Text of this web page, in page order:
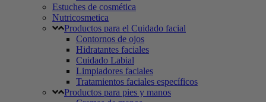
Estuches de cosmética
Nutricosmetica
Productos para el Cuidado facial
Contornos de ojos
Hidratantes faciales
Cuidado Labial
Limpiadores faciales
Tratamientos faciales específicos
Productos para pies y manos